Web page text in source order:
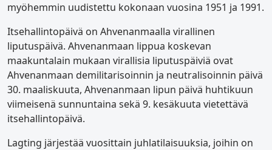
myöhemmin uudistettu kokonaan vuosina 1951 ja 1991.
Itsehallintopäivä on Ahvenanmaalla virallinen
liputuspäivä. Ahvenanmaan lippua koskevan
maakuntalain mukaan virallisia liputuspäiviä ovat
Ahvenanmaan demilitarisoinnin ja neutralisoinnin päivä
30. maaliskuuta, Ahvenanmaan lipun päivä huhtikuun
viimeisenä sunnuntaina sekä 9. kesäkuuta vietettävä
itsehallintopäivä.
Lagting järjestää vuosittain juhlatilaisuuksia, joihin on